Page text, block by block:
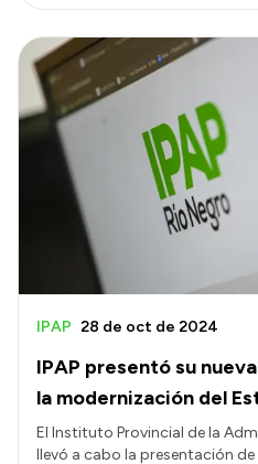
IPAP presentó su
la modernización del
IPAP 28 de oct de 2024
El Instituto Provincial de la
llevó a cabo la presentación